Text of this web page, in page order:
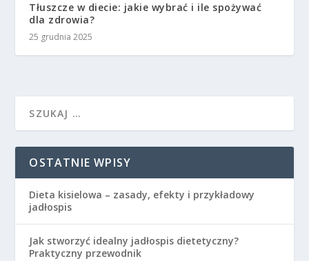
Tłuszcze w diecie: jakie wybrać i ile spożywać
dla zdrowia?
25 grudnia 2025
OSTATNIE WPISY
Dieta kisielowa – zasady, efekty i przykładowy
jadłospis
Jak stworzyć idealny jadłospis dietetyczny?
Praktyczny przewodnik